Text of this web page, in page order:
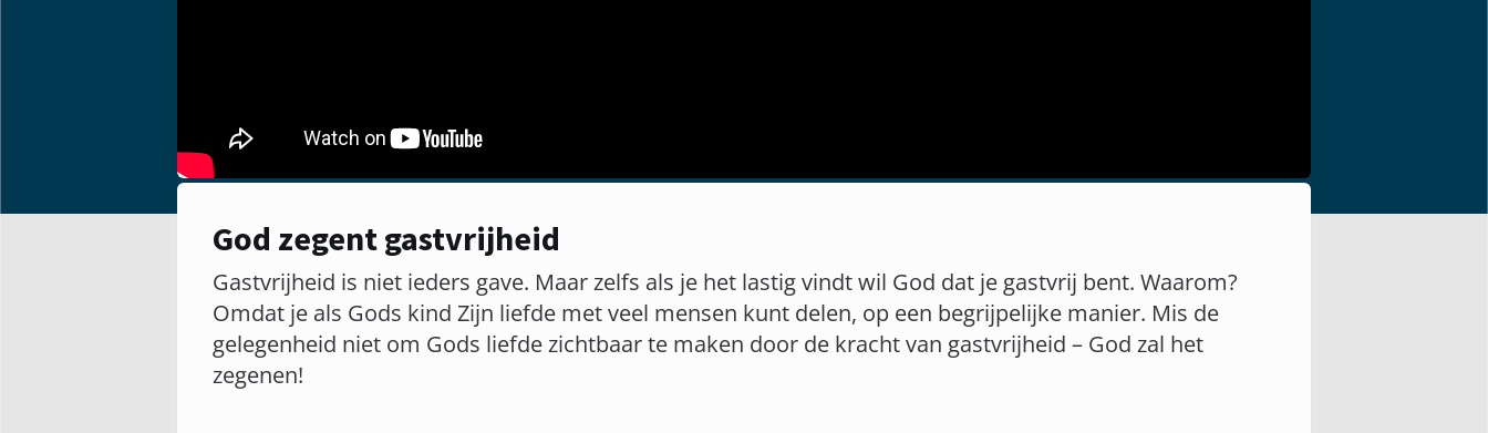
God zegent gastvrijheid
Gastvrijheid is niet ieders gave. Maar zelfs als je het lastig vindt wil God dat je gastvrij bent. Waarom?
Omdat je als Gods kind Zijn liefde met veel mensen kunt delen, op een begrijpelijke manier. Mis de
gelegenheid niet om Gods liefde zichtbaar te maken door de kracht van gastvrijheid – God zal het
zegenen!